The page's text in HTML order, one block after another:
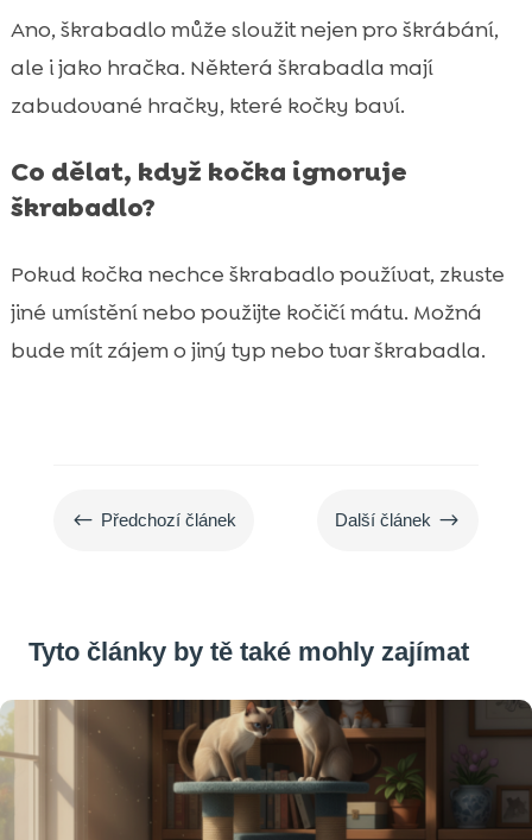
Ano, škrabadlo může sloužit nejen pro škrábání,
ale i jako hračka. Některá škrabadla mají
zabudované hračky, které kočky baví.
Co dělat, když kočka ignoruje
škrabadlo?
Pokud kočka nechce škrabadlo používat, zkuste
jiné umístění nebo použijte kočičí mátu. Možná
bude mít zájem o jiný typ nebo tvar škrabadla.
# Předchozí článek Další článek $
Tyto články by tě také mohly zajímat